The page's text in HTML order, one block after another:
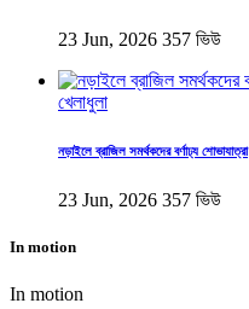
23 Jun, 2026 357 ভিউ
খেলাধুলা
নড়াইলে ব্রাজিল সমর্থকদের বর্ণাঢ্য শোভাযাত্রা
23 Jun, 2026 357 ভিউ
In motion
In motion